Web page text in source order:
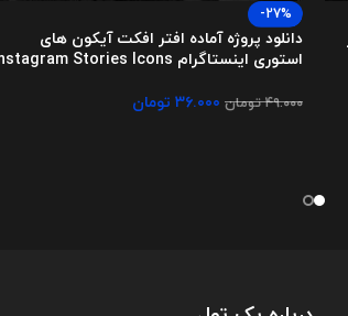
-27%
دانلود پروژه آماده افتر افکت آیکون های
استوری اینستاگرام Instagram Stories Icons
۴۹.۰۰۰تومان ۳۶.۰۰۰ تومان